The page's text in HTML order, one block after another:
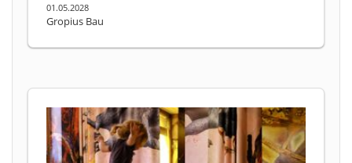
01.05.2028
Gropius Bau